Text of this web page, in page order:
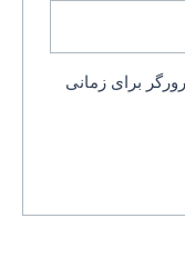
برای زمانی